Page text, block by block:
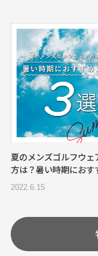
夏のメンズゴルフウェ
方は？暑い時期にお
2022.6.15